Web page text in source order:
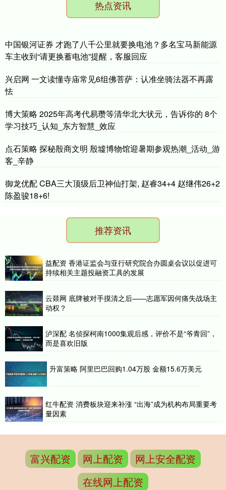
热点资讯
中国银河证券 才跑了八千公里就要换电池？多名宝马新能源
车主收到“请更换蓄电池”提醒，客服回应
兴启网 一文读懂寺庙常见6组佛菩萨：认准坐骑法器不再露
怯
博大策略 2025年高考代易瓒等清华北大状元，告诉你的 8个
学习技巧_认知_东方智慧_效应
点石策略 探秘殷商文明 殷墟博物馆迎暑期参观热潮_活动_游
客_辛静
御龙优配 CBA三大顶级后卫神仙打架, 赵睿34+4 赵继伟26+2
陈盈骏18+6!
推荐资讯
益配资 香港证监会与亚行研究院合办圆桌会议以促进可
持续相关主题投融资工具的发展
云燚网 底牌被对手摸清之后——志愿军因何痛失战场主
动权？
泸深配 名侦探柯南1000集观后感，评价不是“爷青回”，
而是喜欢旧版
升富策略 阿里巴巴回购1.04万股 金额15.6万美元
红牛配资 消费板块迎来补涨 “出海”成为机构布局重要考
量因素
富兴配资 网上配资
网上安全配资
在线网上配资